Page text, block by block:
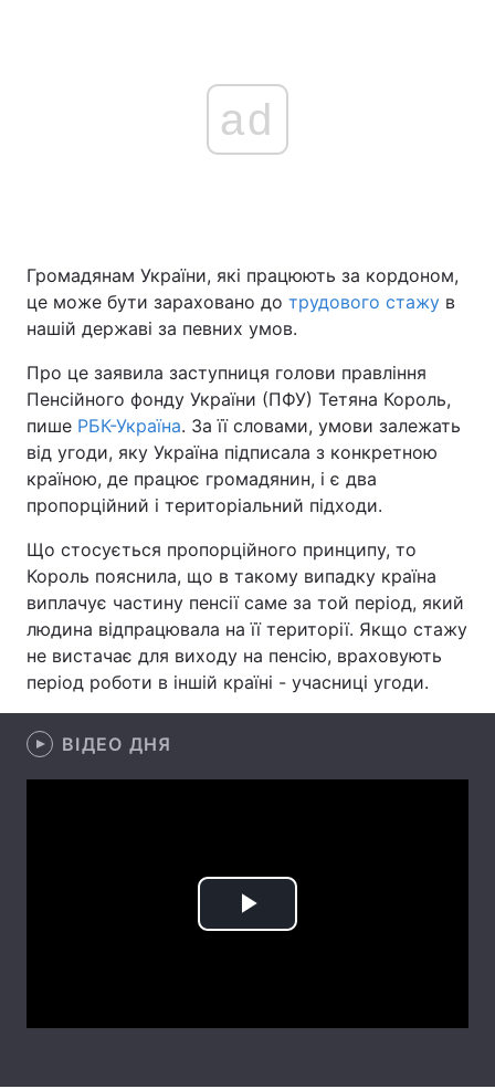
Україна Політика
Економіка Світ
Спорт Наука
Техно і зв'язок Лайт
Зброя Інциденти
Цікавинки Погода
Екологія Регіони
Лонгріди
Відео з Youtube
ad
Громадянам України, які працюють за кордоном,
це може бути зараховано до трудового стажу в
нашій державі за певних умов.
Про це заявила заступниця голови правління
Пенсійного фонду України (ПФУ) Тетяна Король,
пише РБК-Україна. За її словами, умови залежать
від угоди, яку Україна підписала з конкретною
країною, де працює громадянин, і є два
пропорційний і територіальний підходи.
Що стосується пропорційного принципу, то
Король пояснила, що в такому випадку країна
виплачує частину пенсії саме за той період, який
людина відпрацювала на її території. Якщо стажу
не вистачає для виходу на пенсію, враховують
період роботи в іншій країні - учасниці угоди.
ВІДЕО ДНЯ
Play